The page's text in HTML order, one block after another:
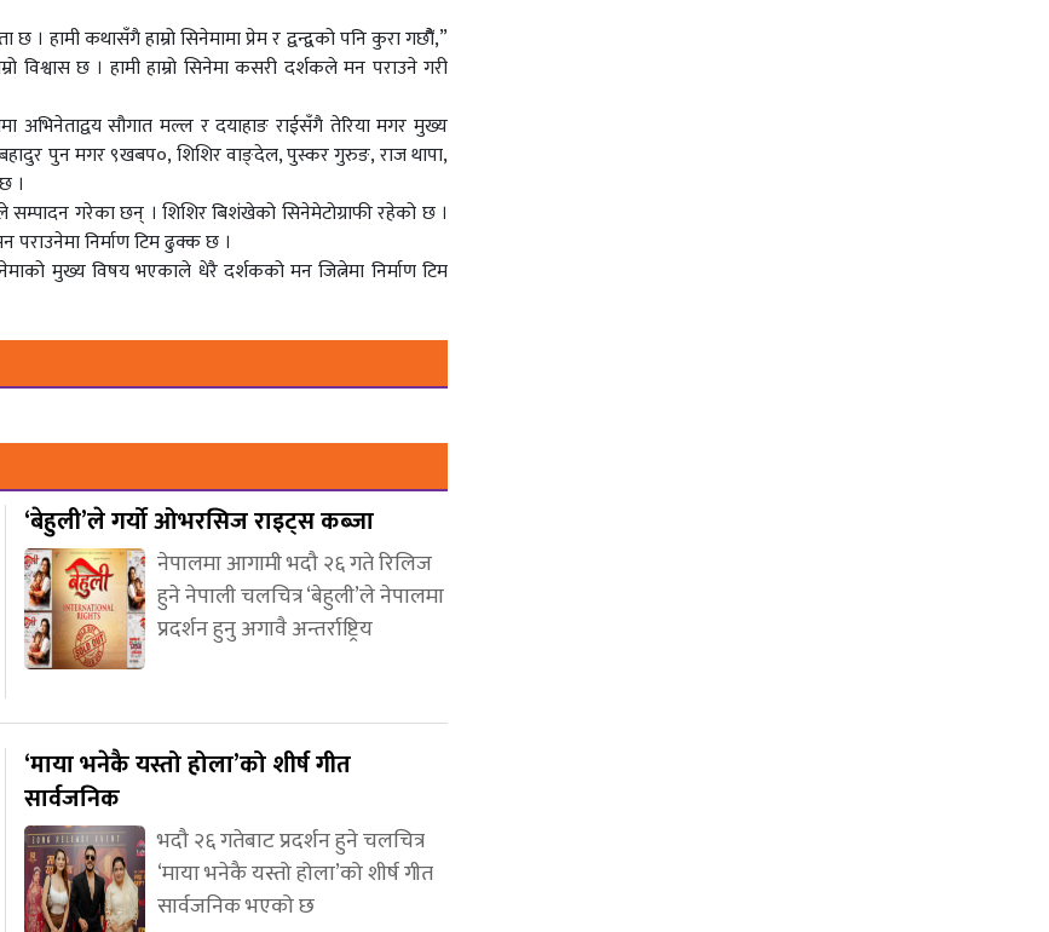
छ । हामी कथासँगै हाम्रो सिनेमामा प्रेम र द्वन्द्वको पनि कुरा गछौैं,”
छ । हामी हाम्रो सिनेमा कसरी दर्शकले मन पराउने गरी
अभिनेताद्वय सौगात मल्ल र दयाहाङ राईसँगै तेरिया मगर मुख्य
पुन मगर ९खबप०, शिशिर वाङ्देल, पुस्कर गुरुङ, राज थापा,
।
सम्पादन गरेका छन् । शिशिर बिशंखेको सिनेमेटोग्राफी रहेको छ ।
पराउनेमा निर्माण टिम ढुक्क छ ।
मुख्य विषय भएकाले धेरै दर्शकको मन जित्नेमा निर्माण टिम
‘बेहुली’ले गर्यो ओभरसिज राइट्स कब्जा
नेपालमा आगामी भदौ २६ गते रिलिज
हुने नेपाली चलचित्र ‘बेहुली’ले नेपालमा
प्रदर्शन हुनु अगावै अन्तर्राष्ट्रिय
‘माया भनेकै यस्तो होला’को शीर्ष गीत
सार्वजनिक
भदौ २६ गतेबाट प्रदर्शन हुने चलचित्र
‘माया भनेकै यस्तो होला’को शीर्ष गीत
सार्वजनिक भएको छ